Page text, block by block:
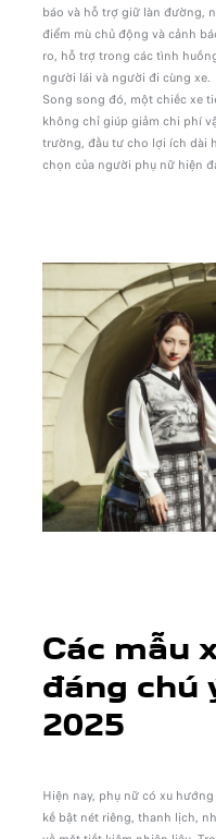
báo và hỗ trợ giữ làn đường,
điểm mù chủ động và cảnh
ro, hỗ trợ trong các tình
người lái và người đi cùng xe.
Song song đó, một chiếc xe
không chỉ giúp giảm chi phí
trường, đầu tư cho lợi ích dài
chọn của người phụ nữ hiện
Các mẫu
đáng chú
2025
Hiện nay, phụ nữ có xu
kế bật nét riêng, thanh lịch,